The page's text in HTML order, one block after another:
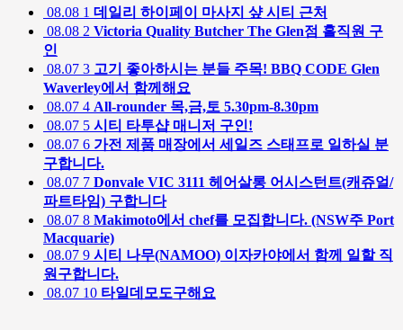
08.08 1 데일리 하이페이 마사지 샾 시티 근처
08.08 2 Victoria Quality Butcher The Glen점 홀직원 구
인
08.07 3 고기 좋아하시는 분들 주목! BBQ CODE Glen
Waverley에서 함께해요
08.07 4 All-rounder 목,금,토 5.30pm-8.30pm
08.07 5 시티 타투샵 매니저 구인!
08.07 6 가전 제품 매장에서 세일즈 스태프로 일하실 분
구합니다.
08.07 7 Donvale VIC 3111 헤어살롱 어시스턴트(캐쥬얼/
파트타임) 구합니다
08.07 8 Makimoto에서 chef를 모집합니다. (NSW주 Port
Macquarie)
08.07 9 시티 나무(NAMOO) 이자카야에서 함께 일할 직
원구합니다.
08.07 10 타일데모도구해요